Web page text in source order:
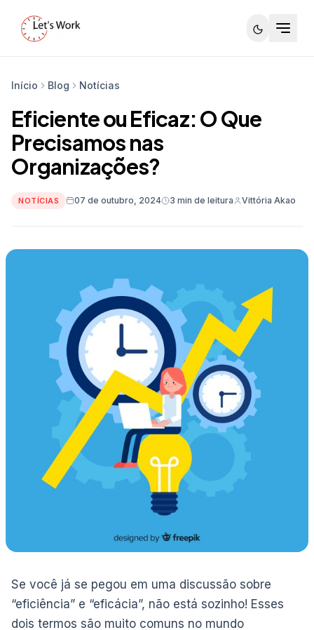
Início Blog Notícias
Eficiente ou Eficaz: O Que
Precisamos nas
Organizações?
NOTÍCIAS 07 de outubro, 2024 3 min de leitura Vittória Akao
Se você já se pegou em uma discussão sobre
“eficiência” e “eficácia”, não está sozinho! Esses
dois termos são muito comuns no mundo